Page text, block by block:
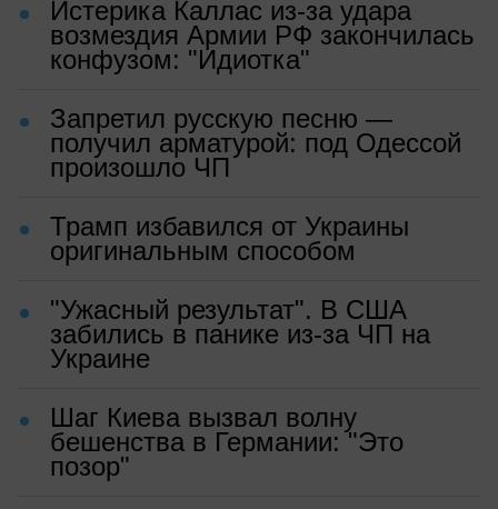
Истерика Каллас из-за удара
возмездия Армии РФ закончилась
конфузом: "Идиотка"
Запретил русскую песню —
получил арматурой: под Одессой
произошло ЧП
Трамп избавился от Украины
оригинальным способом
"Ужасный результат". В США
забились в панике из-за ЧП на
Украине
Шаг Киева вызвал волну
бешенства в Германии: "Это
позор"